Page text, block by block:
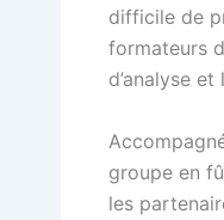
difficile de
formateurs
d’analyse
groupe en
les